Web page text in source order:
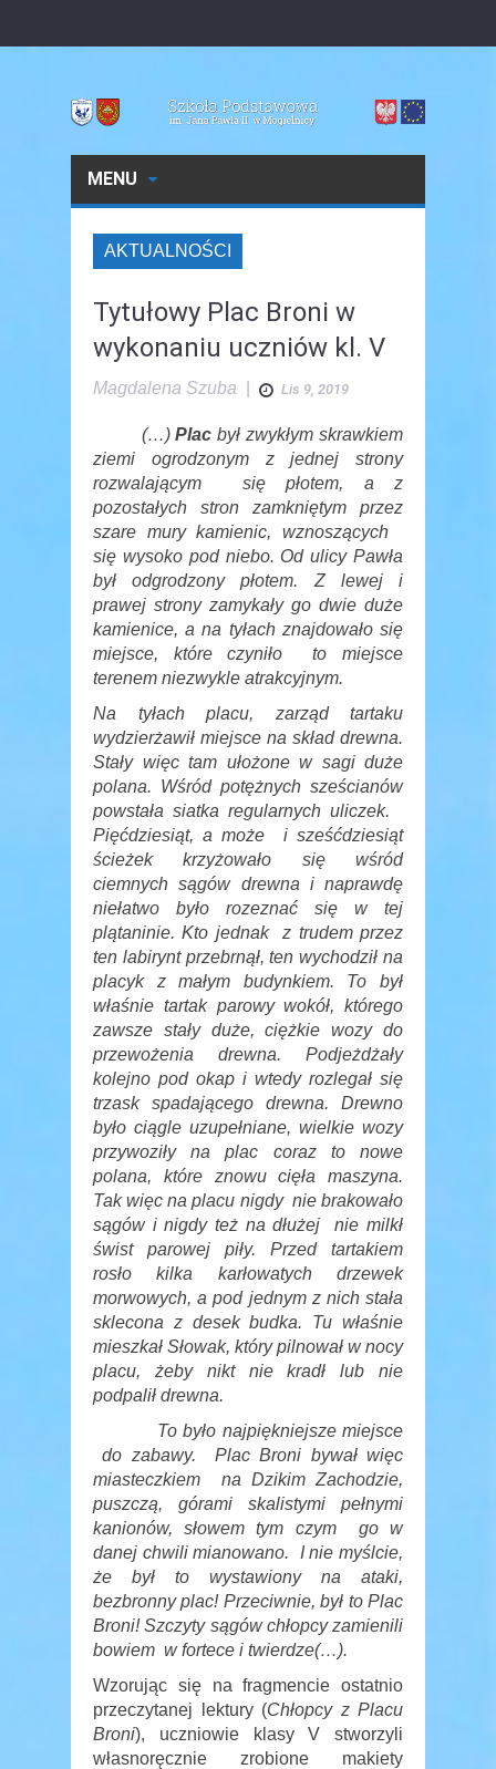
MENU
AKTUALNOŚCI
Tytułowy Plac Broni w
wykonaniu uczniów kl. V
Magdalena Szuba Lis 9, 2019
(…)Placbył zwykłym skrawkiem
ziemi ogrodzonym z jednej strony
rozwalającym się płotem, a z
pozostałych stron zamkniętym przez
szare mury kamienic, wznoszących
się wysoko pod niebo. Od ulicy Pawła
był odgrodzony płotem. Z lewej i
prawej strony zamykały go dwie duże
kamienice, a na tyłach znajdowało się
miejsce, które czyniło to miejsce
terenem niezwykle atrakcyjnym.
Na tyłach placu, zarząd tartaku
wydzierżawił miejsce na skład drewna.
Stały więc tam ułożone w sagi duże
polana. Wśród potężnych sześcianów
powstała siatka regularnych uliczek.
Pięćdziesiąt, a może i sześćdziesiąt
ścieżek krzyżowało się wśród
ciemnych sągów drewna i naprawdę
niełatwo było rozeznać się w tej
plątaninie. Kto jednak z trudem przez
ten labirynt przebrnął, ten wychodził na
placyk z małym budynkiem. To był
właśnie tartak parowy wokół, którego
zawsze stały duże, ciężkie wozy do
przewożenia drewna. Podjeżdżały
kolejno pod okap i wtedy rozlegał się
trzask spadającego drewna. Drewno
było ciągle uzupełniane, wielkie wozy
przywoziły na plac coraz to nowe
polana, które znowu cięła maszyna.
Tak więc na placu nigdy nie brakowało
sągów i nigdy też na dłużej nie milkł
świst parowej piły. Przed tartakiem
rosło kilka karłowatych drzewek
morwowych, a pod jednym z nich stała
sklecona z desek budka. Tu właśnie
mieszkał Słowak, który pilnował w nocy
placu, żeby nikt nie kradł lub nie
podpalił drewna.
To było najpiękniejsze miejsce
do zabawy. Plac Broni bywał więc
miasteczkiem na Dzikim Zachodzie,
puszczą, górami skalistymi pełnymi
kanionów, słowem tym czym go w
danej chwili mianowano. I nie myślcie,
że był to wystawiony na ataki,
bezbronny plac! Przeciwnie, był to Plac
Broni! Szczyty sągów chłopcy zamienili
bowiem w fortece i twierdze(…).
Wzorując się na fragmencie ostatnio
przeczytanej lektury (Chłopcy z Placu
Broni), uczniowie klasy V stworzyli
własnoręcznie zrobione makiety